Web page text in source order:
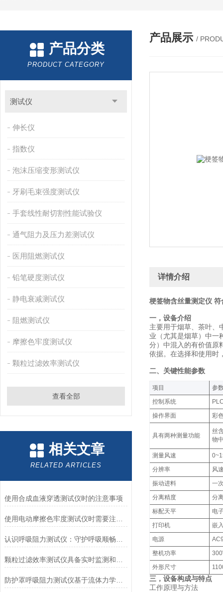
产品分类
PRODUCT CATEGORY
测试仪
伸长仪
指数仪
泡沫压缩变形测试仪
牙刷毛束强度测试仪
手套线性耐切割性能试验仪
通气阻力及压力差测试仪
医用阻燃测试仪
铅笔硬度测试仪
静电衰减测试仪
阻燃测试仪
摩擦色牢度测试仪
颗粒过滤效率测试仪
查看全部
相关文章
RELATED ARTICLES
使用合成血液穿透测试仪时的注意事项
防护罩呼吸阻力测试仪基于流体力学与压力传感技术
产品展示 /
详情介绍
梗签物含丝量测定仪 符
一，设备介绍
主要用于烟草、茶叶、
业（尤其是烟草）中一
分）中混入的有价值原
依据。‌在选择和使用时
二、关键性能参数
‌项目‌
参
控制系统‌
操作界面‌
彩
具有两种测量功能
丝
物
测量风速
分辨率
风
振动进料
一
分离精度
分
标配天平‌‌
电
打印机
嵌
电源
整机功率
外形尺寸
三，设备构成与特点
工作原理与方法